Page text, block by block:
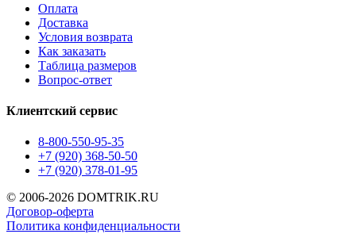
Оплата
Доставка
Условия возврата
Как заказать
Таблица размеров
Вопрос-ответ
Клиентский сервис
8-800-550-95-35
+7 (920) 368-50-50
+7 (920) 378-01-95
© 2006-2026 DOMTRIK.RU
Договор-оферта
Политика конфиденциальности